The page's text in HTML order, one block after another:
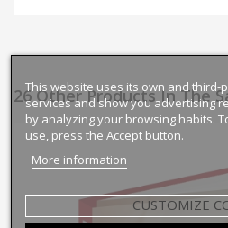
26 Other Products In The
This website uses its own and third-
services and show you advertising
by analyzing your browsing habits.
use, press the Accept button.
More information
CUSTOMIZE